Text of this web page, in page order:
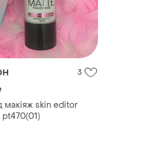
3
макіяж skin editor